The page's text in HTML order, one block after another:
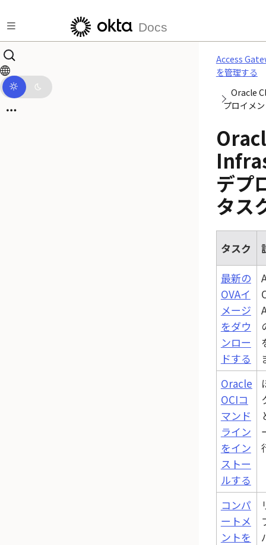
Docs
Access
を管理する
Oracle
プロイメ
デプ
タス
タスク
最新の
OVAイ
メージ
をダウ
ンロー
ドする
Oracle
OCIコ
マンド
ライン
をイン
ストー
ルする
コンパ
ートメ
ントを